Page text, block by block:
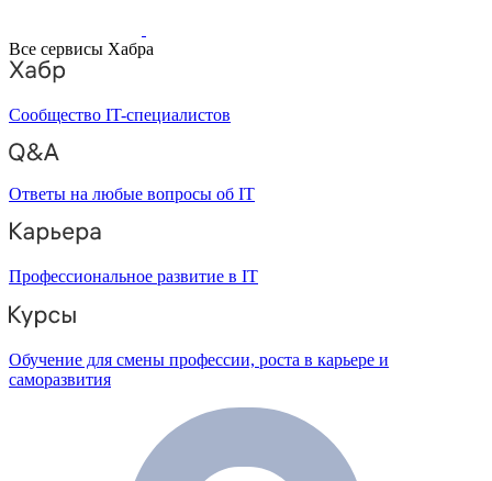
Все сервисы Хабра
Сообщество IT-специалистов
Ответы на любые вопросы об IT
Профессиональное развитие в IT
Обучение для смены профессии, роста в карьере и
саморазвития